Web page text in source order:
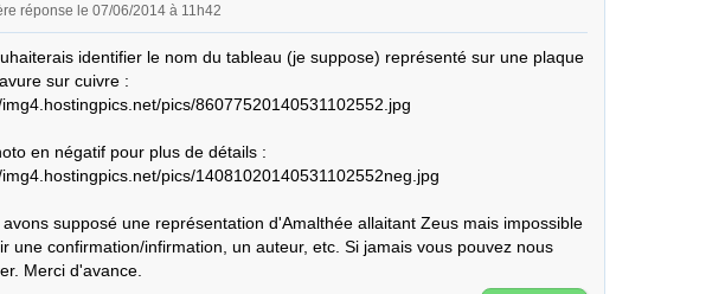
réponse le 07/06/2014 à 11h42
identifier le nom du tableau (je suppose) représenté sur une plaque
sur cuivre :
pics/86077520140531102552.jpg
en négatif pour plus de détails :
pics/14081020140531102552neg.jpg
avons supposé une représentation d'Amalthée allaitant Zeus mais impossible
une confirmation/infirmation, un auteur, etc. Si jamais vous pouvez nous
Merci d'avance.